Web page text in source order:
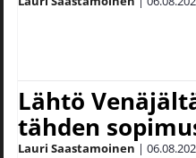
Lähtö
tähden
Lauri Saastamoinen |